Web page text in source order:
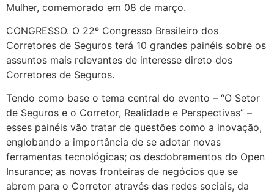
Mulher, comemorado em 08 de março.
CONGRESSO. O 22º Congresso Brasileiro dos
Corretores de Seguros terá 10 grandes painéis sobre os
assuntos mais relevantes de interesse direto dos
Corretores de Seguros.
Tendo como base o tema central do evento – “O Setor
de Seguros e o Corretor, Realidade e Perspectivas” –
esses painéis vão tratar de questões como a inovação,
englobando a importância de se adotar novas
ferramentas tecnológicas; os desdobramentos do Open
Insurance; as novas fronteiras de negócios que se
abrem para o Corretor através das redes sociais, da